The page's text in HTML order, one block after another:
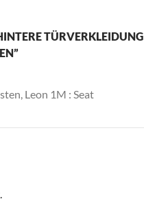
TÜRVERKLEIDUNG
Leon 1M : Seat